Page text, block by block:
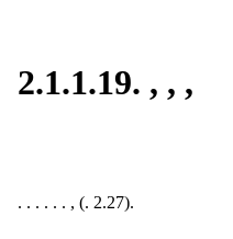
2.1.1.19. , , ,
. . . . . . , (. 2.27).